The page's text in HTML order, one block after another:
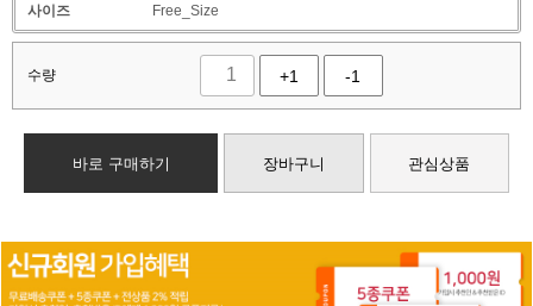
사이즈
Free_Size
수량 +1 -1
바로 구매하기 장바구니 관심상품